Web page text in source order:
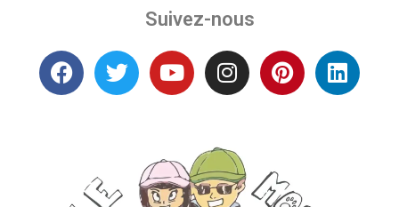
Suivez-nous